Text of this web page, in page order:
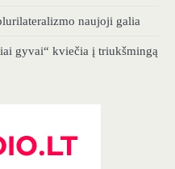
naujoji galia
gyvai“ kviečia į triukšmingą